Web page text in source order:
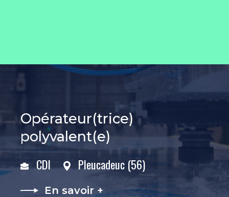
Opérateur(trice)
polyvalent(e)
CDI
Pleucadeuc (56)
En savoir +